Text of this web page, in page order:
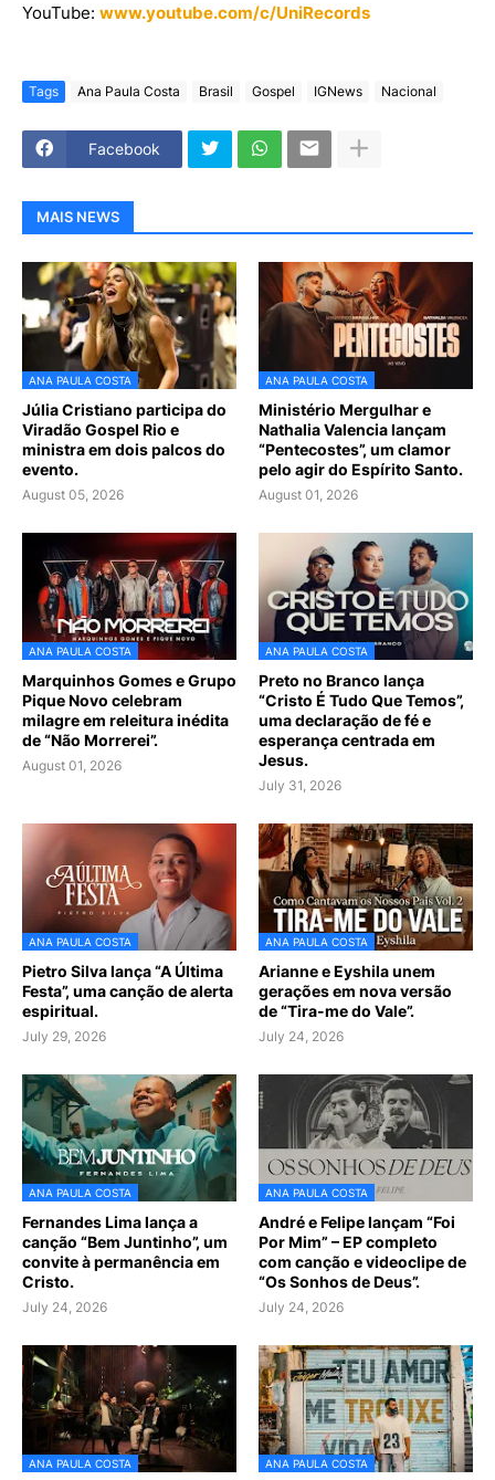
YouTube: www.youtube.com/c/UniRecords
Tags Ana Paula Costa Brasil Gospel IGNews Nacional
Facebook
MAIS NEWS
ANA PAULA COSTA
Júlia Cristiano participa do
Viradão Gospel Rio e
ministra em dois palcos do
evento.
August 05, 2026
ANA PAULA COSTA
Ministério Mergulhar e
Nathalia Valencia lançam
“Pentecostes”, um clamor
pelo agir do Espírito Santo.
August 01, 2026
ANA PAULA COSTA
Marquinhos Gomes e Grupo
Pique Novo celebram
milagre em releitura inédita
de “Não Morrerei”.
August 01, 2026
ANA PAULA COSTA
Preto no Branco lança
“Cristo É Tudo Que Temos”,
uma declaração de fé e
esperança centrada em
Jesus.
July 31, 2026
ANA PAULA COSTA
Pietro Silva lança “A Última
Festa”, uma canção de alerta
espiritual.
July 29, 2026
ANA PAULA COSTA
Arianne e Eyshila unem
gerações em nova versão
de “Tira-me do Vale”.
July 24, 2026
ANA PAULA COSTA
Fernandes Lima lança a
canção “Bem Juntinho”, um
convite à permanência em
Cristo.
July 24, 2026
ANA PAULA COSTA
André e Felipe lançam “Foi
Por Mim” – EP completo
com canção e videoclipe de
“Os Sonhos de Deus”.
July 24, 2026
ANA PAULA COSTA ANA PAULA COSTA